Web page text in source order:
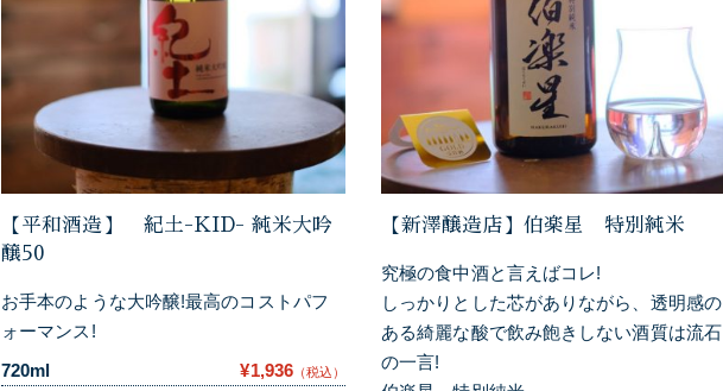
【平和酒造】 紀土-KID- 純米大吟
醸50
お手本のような大吟醸!最高のコストパフ
ォーマンス!
720ml
¥1,936 （税込）
【新澤醸造店】伯楽星 特別純米
究極の食中酒と言えばコレ!
しっかりとした芯がありながら、透明感の
ある綺麗な酸で飲み飽きしない酒質は流石
の一言!